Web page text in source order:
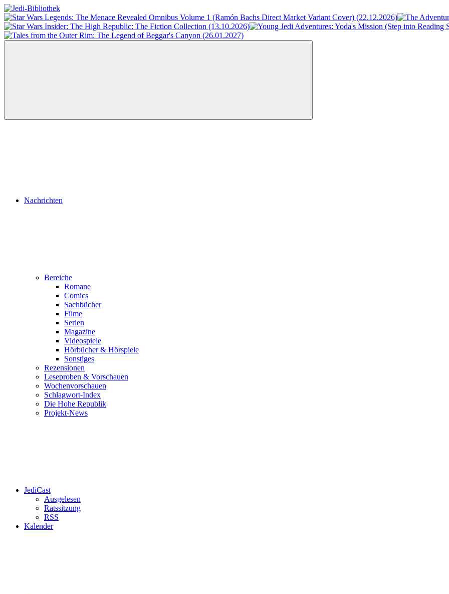
Zum
Inhalt
springen
Jedi-
Bibliothek
Das
Portal
für
Menü
Nachrichten
Bereiche
Romane
Comics
Sachbücher
Filme
Serien
Magazine
Videospiele
Hörbücher & Hörspiele
Sonstiges
Rezensionen
Leseproben & Vorschauen
Wochenvorschauen
Schlagwort-Index
Die Hohe Republik
Projekt-News
JediCast
Ausgelesen
Ratssitzung
RSS
Kalender